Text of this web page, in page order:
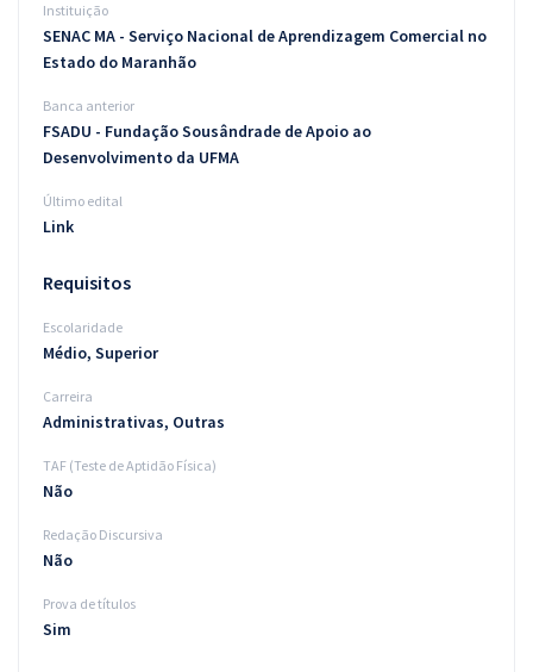
Aprovados
Instituição
SENAC MA - Serviço Nacional de Aprendizagem Comercial no
Estado do Maranhão
Banca anterior
FSADU - Fundação Sousândrade de Apoio ao
Desenvolvimento da UFMA
Último edital
Link
Requisitos
Escolaridade
Médio, Superior
Carreira
Administrativas, Outras
TAF (Teste de Aptidão Física)
Não
Redação Discursiva
Não
Prova de títulos
Sim